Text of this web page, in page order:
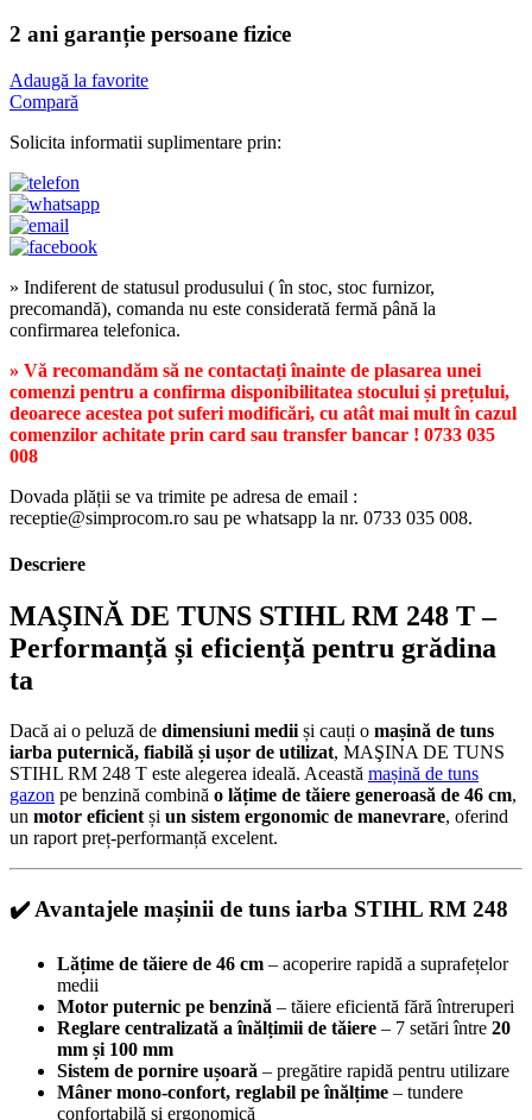
2 ani garanție persoane fizice
Adaugă la favorite
Compară
Solicita informatii suplimentare prin:
» Indiferent de statusul produsului ( în stoc, stoc furnizor,
precomandă), comanda nu este considerată fermă până la
confirmarea telefonica.
» Vă recomandăm să ne contactați înainte de plasarea unei
comenzi pentru a confirma disponibilitatea stocului și prețului,
deoarece acestea pot suferi modificări, cu atât mai mult în cazul
comenzilor achitate prin card sau transfer bancar ! 0733 035
008
Dovada plății se va trimite pe adresa de email :
receptie@simprocom.ro sau pe whatsapp la nr. 0733 035 008.
Descriere
MAŞINĂ DE TUNS STIHL RM 248 T –
Performanță și eficiență pentru grădina
ta
Dacă ai o peluză de dimensiuni medii și cauți o mașină de tuns
iarba puternică, fiabilă și ușor de utilizat, MAŞINA DE TUNS
STIHL RM 248 T este alegerea ideală. Această mașină de tuns
gazon pe benzină combină o lățime de tăiere generoasă de 46 cm,
un motor eficient și un sistem ergonomic de manevrare, oferind
un raport preț-performanță excelent.
✔️ Avantajele mașinii de tuns iarba STIHL RM 248
Lățime de tăiere de 46 cm – acoperire rapidă a suprafețelor
medii
Motor puternic pe benzină – tăiere eficientă fără întreruperi
Reglare centralizată a înălțimii de tăiere – 7 setări între 20
mm și 100 mm
Sistem de pornire ușoară – pregătire rapidă pentru utilizare
Mâner mono-confort, reglabil pe înălțime – tundere
confortabilă și ergonomică